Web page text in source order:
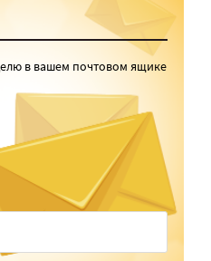
в вашем почтовом ящике